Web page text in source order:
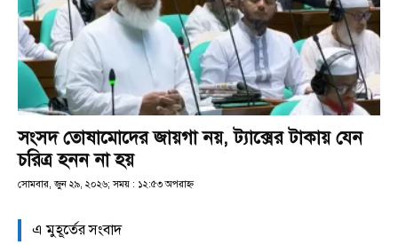
সংসদ তোষামোদের জায়গা নয়, ট্যাক্সের টাকায় যেন
চরিত্র হনন না হয়
সোমবার, জুন ২৯, ২০২৬; সময় : ১২:৫৩ অপরাহ্ণ
এ মুহূর্তের সংবাদ